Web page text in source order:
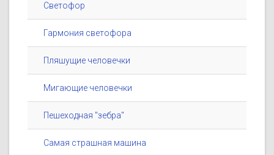
Светофор
Гармония светофора
Пляшущие человечки
Мигающие человечки
Пешеходная "зебра"
Самая страшная машина